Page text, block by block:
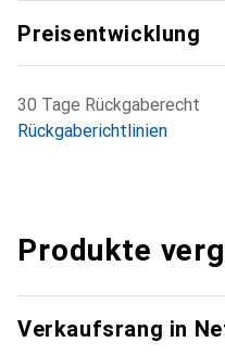
Preisentwicklung
30 Tage Rückgaberecht
Rückgaberichtlinien
Produkte
Verkaufsrang in